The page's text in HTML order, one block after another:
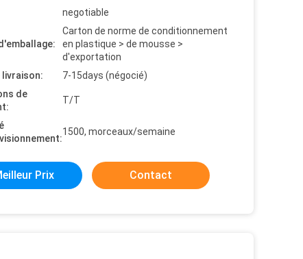
negotiable
Carton de norme de conditionnement
en plastique > de mousse >
d'exportation
livraison:
7-15days (négocié)
de
T/T
1500, morceaux/semaine
Prix Contact